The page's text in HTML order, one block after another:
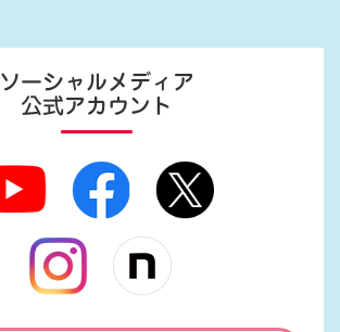
ソーシャルメディア
公式アカウント